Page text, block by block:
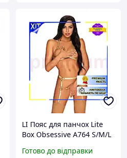
LI Пояс для панчох Lite
Box Obsessive A764 S/M/L
Готово до відправки